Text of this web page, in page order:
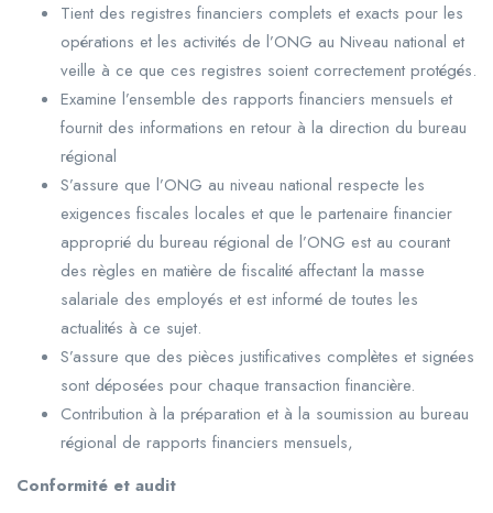
Tient des registres financiers complets et exacts pour les
opérations et les activités de l’ONG au Niveau national et
veille à ce que ces registres soient correctement protégés.
Examine l’ensemble des rapports financiers mensuels et
fournit des informations en retour à la direction du bureau
régional
S’assure que l’ONG au niveau national respecte les
exigences fiscales locales et que le partenaire financier
approprié du bureau régional de l’ONG est au courant
des règles en matière de fiscalité affectant la masse
salariale des employés et est informé de toutes les
actualités à ce sujet.
S’assure que des pièces justificatives complètes et signées
sont déposées pour chaque transaction financière.
Contribution à la préparation et à la soumission au bureau
régional de rapports financiers mensuels,
Conformité et audit